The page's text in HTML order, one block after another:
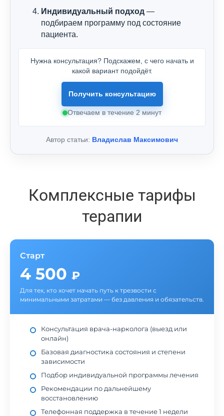
Индивидуальный подход —
подбираем программу под состояние
пациента.
Нужна консультация? Подскажем, с чего начать и
какой вариант подойдёт.
Получить консультацию
Отвечаем в течение 2 минут
Автор статьи: Владислав Максимович
Комплексные тарифы
терапии
Старт
4 500 ₽
Для тех, кто хочет начать путь к трезвости с
минимальными затратами — без давления и обязательств.
Консультация врача-нарколога (выезд или
онлайн)
Базовая диагностика состояния и степени
зависимости
Подбор индивидуальной программы лечения
Рекомендации по дальнейшему
восстановлению
Телефонная поддержка в течение 1 недели